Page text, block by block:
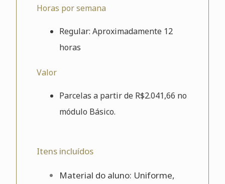
Horas por semana
Regular: Aproximadamente 12
horas
Valor
Parcelas a partir de R$2.041,66 no
módulo Básico.
Itens incluídos
Material do aluno: Uniforme,